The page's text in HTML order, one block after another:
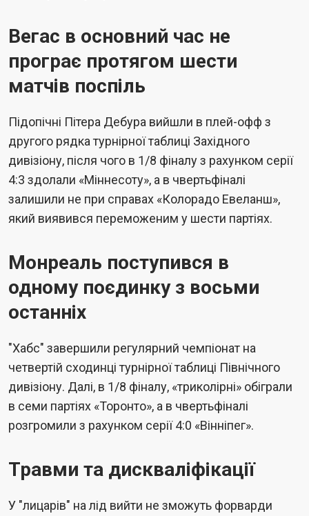
Вегас в основний час не
програє протягом шести
матчів поспіль
Підопічні Пітера Дебура вийшли в плей-офф з
другого рядка турнірної таблиці Західного
дивізіону, після чого в 1/8 фіналу з рахунком серії
4:3 здолали «Міннесоту», а в чвертьфіналі
залишили не при справах «Колорадо Евеланш»,
який виявився переможеним у шести партіях.
Монреаль поступився в
одному поєдинку з восьми
останніх
"Хабс" завершили регулярний чемпіонат на
четвертій сходинці турнірної таблиці Північного
дивізіону. Далі, в 1/8 фіналу, «триколірні» обіграли
в семи партіях «Торонто», а в чвертьфіналі
розгромили з рахунком серії 4:0 «Вінніпег».
Травми та дискваліфікації
У "лицарів" на лід вийти не зможуть форварди